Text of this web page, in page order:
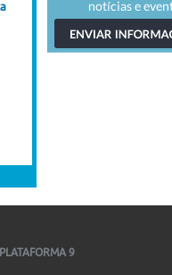
PLATAFORMA 9